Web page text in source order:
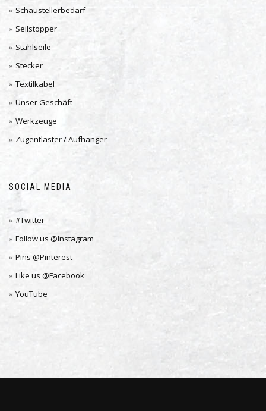
Schaustellerbedarf
Seilstopper
Stahlseile
Stecker
Textilkabel
Unser Geschäft
Werkzeuge
Zugentlaster / Aufhänger
SOCIAL MEDIA
#Twitter
Follow us @Instagram
Pins @Pinterest
Like us @Facebook
YouTube